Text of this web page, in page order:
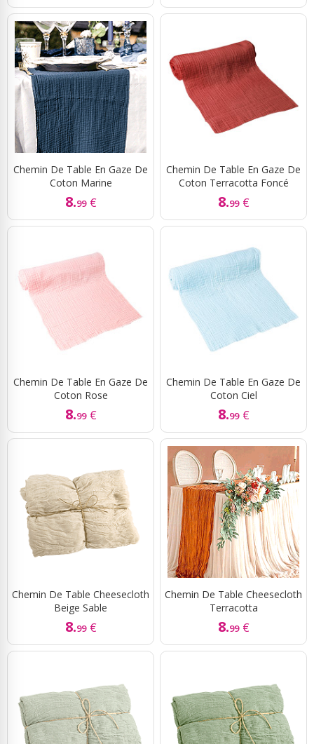
Chemin De Table En Gaze De
Coton Marine
8.99 €
Chemin De Table En Gaze De
Coton Terracotta Foncé
8.99 €
Chemin De Table En Gaze De
Coton Rose
8.99 €
Chemin De Table En Gaze De
Coton Ciel
8.99 €
Chemin De Table Cheesecloth
Beige Sable
8.99 €
Chemin De Table Cheesecloth
Terracotta
8.99 €